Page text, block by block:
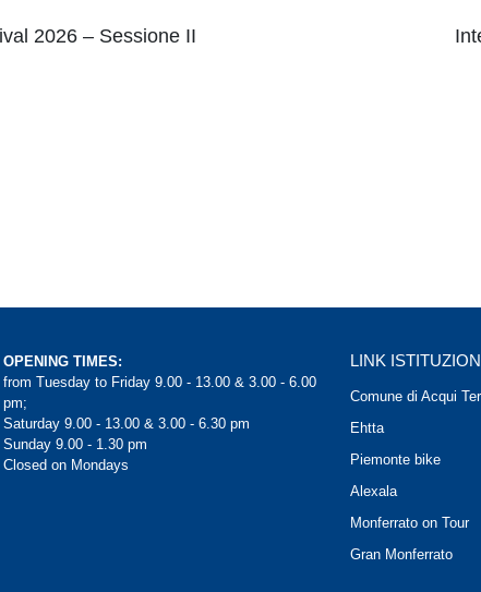
2026 – Sessione II
OPENING TIMES:
from Tuesday to Friday 9.00 - 13.00 & 3.00 - 6.00
pm;
Saturday 9.00 - 13.00 & 3.00 - 6.30 pm
Sunday 9.00 - 1.30 pm
Closed on Mondays
LINK
Comune di Acqui
Ehtta
Piemonte bike
Alexala
Monferrato on Tour
Gran Monferrato